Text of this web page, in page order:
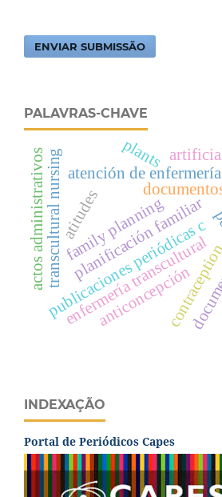
ENVIAR SUBMISSÃO
PALAVRAS-CHAVE
publicaciones periódicas c
transcultural nursingenfermería transcultural
atención de enfermería
family planning
planificación familiar
anticoncepción
actos administrativos atitudes
plants artificial
INDEXAÇÃO
Portal de Periódicos Capes